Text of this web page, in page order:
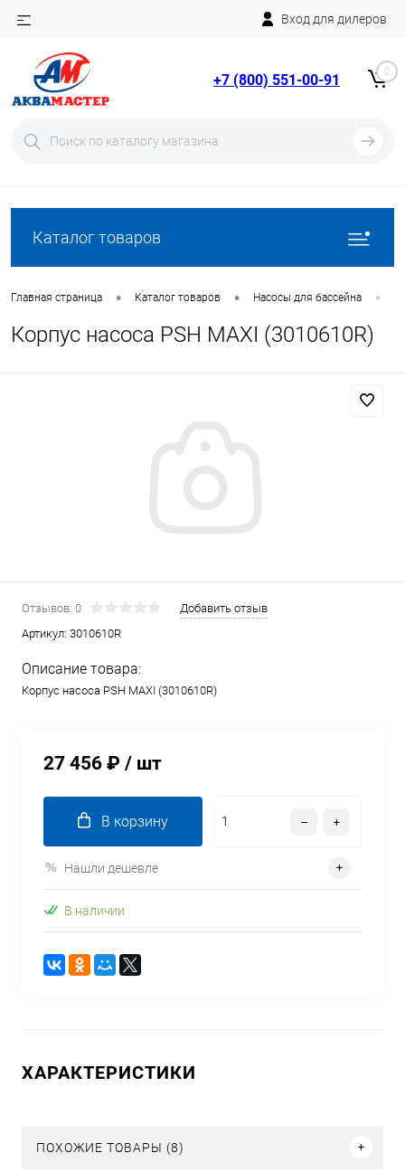
Вход для дилеров
+7 (800) 551-00-91 0
Каталог товаров
Главная страница • Каталог товаров • Насосы для бассейна •
Корпус насоса PSH MAXI (3010610R)
Отзывов: 0
Добавить отзыв
Артикул: 3010610R
Описание товара:
Корпус насоса PSH MAXI (3010610R)
27 456 ₽ / шт
В корзину
Нашли дешевле
В наличии
ХАРАКТЕРИСТИКИ
ПОХОЖИЕ ТОВАРЫ (8)